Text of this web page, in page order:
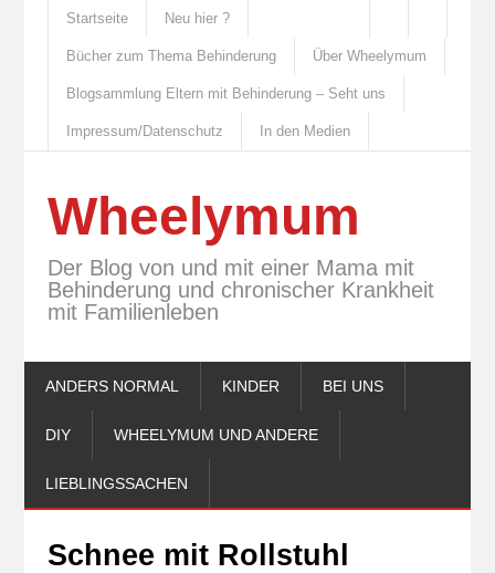
Startseite Neu hier ?
Bücher zum Thema Behinderung Über Wheelymum
Blogsammlung Eltern mit Behinderung – Seht uns
Impressum/Datenschutz In den Medien
Wheelymum
Der Blog von und mit einer Mama mit
Behinderung und chronischer Krankheit
mit Familienleben
ANDERS NORMAL KINDER BEI UNS
DIY WHEELYMUM UND ANDERE
LIEBLINGSSACHEN
Schnee mit Rollstuhl